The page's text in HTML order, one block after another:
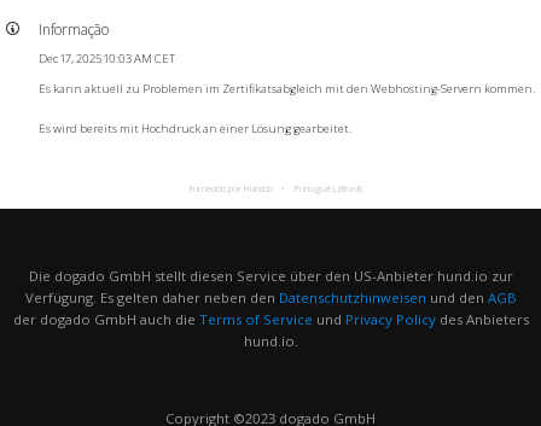
Informação
Dec 17, 2025 10:03 AM CET
Es kann aktuell zu Problemen im Zertifikatsabgleich mit den Webhosting-Servern kommen.
Es wird bereits mit Hochdruck an einer Lösung gearbeitet.
Fornecido por Hund.io Português (Brasil)
Die dogado GmbH stellt diesen Service über den US-Anbieter hund.io zur
Verfügung. Es gelten daher neben den Datenschutzhinweisen und den AGB
der dogado GmbH auch die Terms of Service und Privacy Policydes Anbieters
hund.io.
Copyright ©2023 dogado GmbH